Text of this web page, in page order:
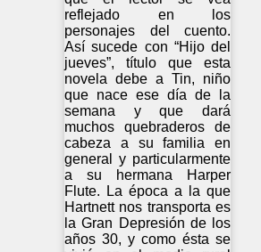
reflejado en los
personajes del cuento.
Así sucede con “Hijo del
jueves”, título que esta
novela debe a Tin, niño
que nace ese día de la
semana y que dará
muchos quebraderos de
cabeza a su familia en
general y particularmente
a su hermana Harper
Flute. La época a la que
Hartnett nos transporta es
la Gran Depresión de los
años 30, y como ésta se